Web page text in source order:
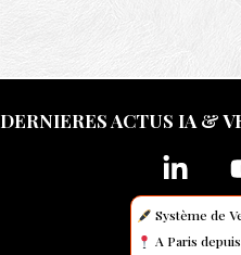
DERNIERES ACTUS IA &
Système de
A Paris